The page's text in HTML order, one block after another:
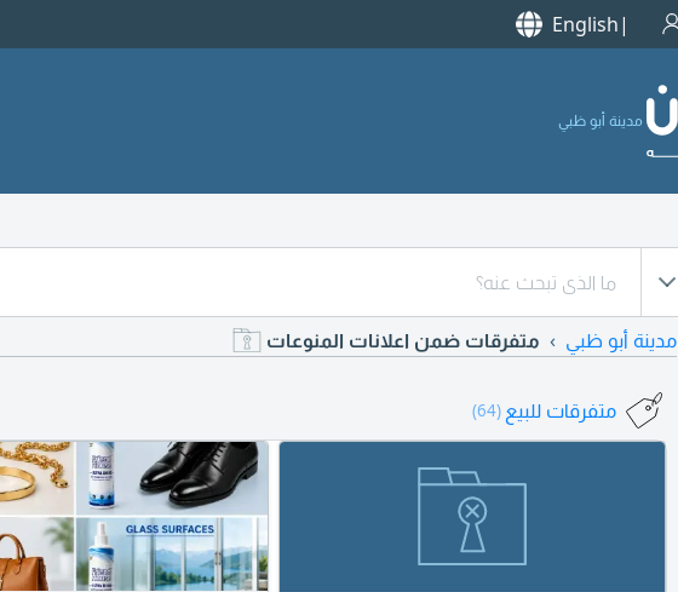
English
مدينة أبو ظبي
مدينة أبو ظبي متفرقات ضمن اعلانات المنوعات
متفرقات للبيع (64)